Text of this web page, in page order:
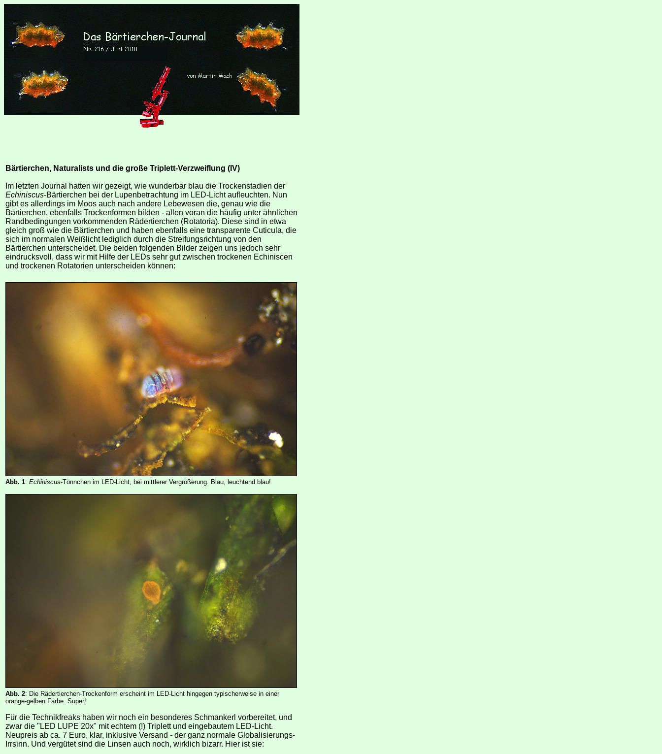
Bärtierchen, Naturalists und die große Triplett-Verzweiflung (IV)
Im letzten Journal hatten wir gezeigt, wie wunderbar blau die Trockenstadien der
Echiniscus-Bärtierchen bei der Lupenbetrachtung im LED-Licht aufleuchten. Nun
gibt es allerdings im Moos auch nach andere Lebewesen die, genau wie die
Bärtierchen, ebenfalls Trockenformen bilden - allen voran die häufig unter ähnlichen
Randbedingungen vorkommenden Rädertierchen (Rotatoria). Diese sind in etwa
gleich groß wie die Bärtierchen und haben ebenfalls eine transparente Cuticula, die
sich im normalen Weißlicht lediglich durch die Streifungsrichtung von den
Bärtierchen unterscheidet. Die beiden folgenden Bilder zeigen uns jedoch sehr
eindrucksvoll, dass wir mit Hilfe der LEDs sehr gut zwischen trockenen Echiniscen
und trockenen Rotatorien unterscheiden können:
Abb. 1: Echiniscus-Tönnchen im LED-Licht, bei mittlerer Vergrößerung. Blau, leuchtend blau!
Abb. 2: Die Rädertierchen-Trockenform erscheint im LED-Licht hingegen typischerweise in einer
orange-gelben Farbe. Super!
Für die Technikfreaks haben wir noch ein besonderes Schmankerl vorbereitet, und
zwar die "LED LUPE 20x" mit echtem (!) Triplett und eingebautem LED-Licht.
Neupreis ab ca. 7 Euro, klar, inklusive Versand - der ganz normale Globalisierungs-
Irrsinn. Und vergütet sind die Linsen auch noch, wirklich bizarr. Hier ist sie: